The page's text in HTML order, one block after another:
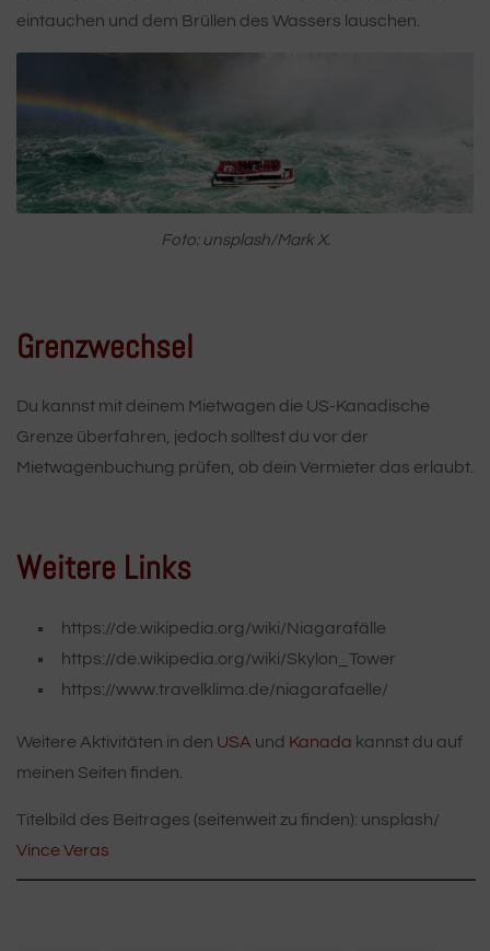
eintauchen und dem Brüllen des Wassers lauschen.
Foto: unsplash/Mark X.
Grenzwechsel
Du kannst mit deinem Mietwagen die US-Kanadische
Grenze überfahren, jedoch solltest du vor der
Mietwagenbuchung prüfen, ob dein Vermieter das erlaubt.
Weitere Links
https://de.wikipedia.org/wiki/Niagarafälle
https://de.wikipedia.org/wiki/Skylon_Tower
https://www.travelklima.de/niagarafaelle/
Weitere Aktivitäten in den USA und Kanada kannst du auf
meinen Seiten finden.
Titelbild des Beitrages (seitenweit zu finden): unsplash/
Vince Veras